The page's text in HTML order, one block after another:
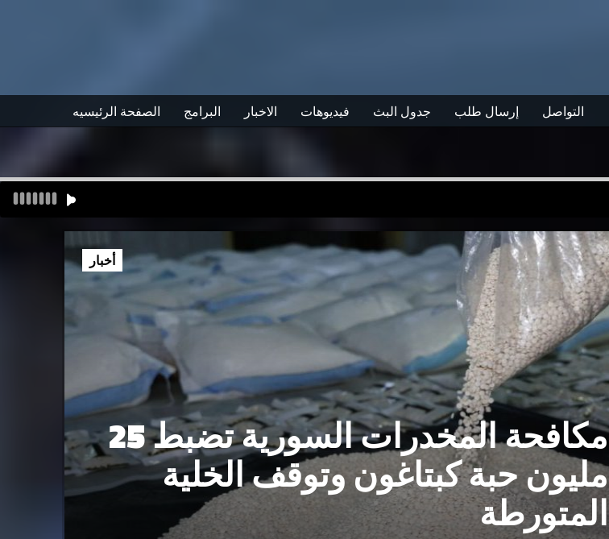
الصفحة الرئيسيه البرامج الاخبار فيديوهات جدول البث إرسال طلب التواصل
مكافحة المخدرات السورية تضبط 25
مليون حبة كبتاغون وتوقف الخلية
المتورطة
أخبار